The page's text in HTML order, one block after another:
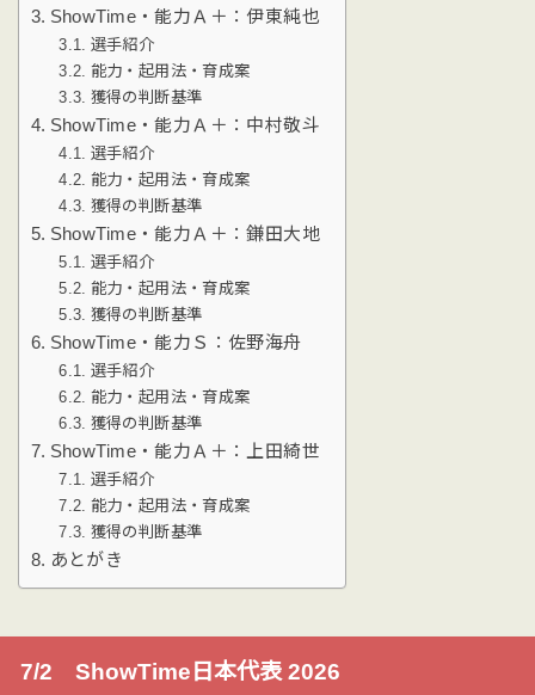
ShowTime・能力Ａ＋：伊東純也
選手紹介
能力・起用法・育成案
獲得の判断基準
ShowTime・能力Ａ＋：中村敬斗
選手紹介
能力・起用法・育成案
獲得の判断基準
ShowTime・能力Ａ＋：鎌田大地
選手紹介
能力・起用法・育成案
獲得の判断基準
ShowTime・能力Ｓ：佐野海舟
選手紹介
能力・起用法・育成案
獲得の判断基準
ShowTime・能力Ａ＋：上田綺世
選手紹介
能力・起用法・育成案
獲得の判断基準
あとがき
7/2 ShowTime日本代表 2026